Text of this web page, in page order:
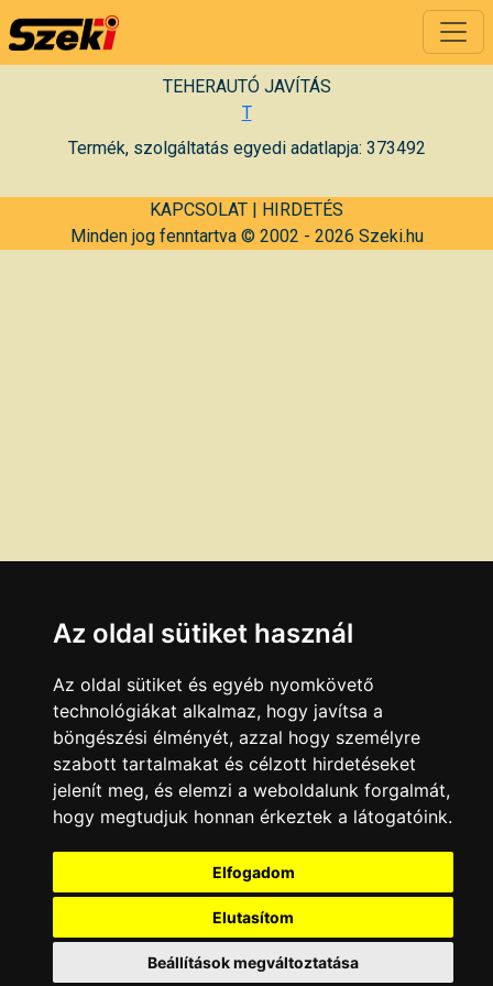
TEHERAUTÓ JAVÍTÁS
T
Termék, szolgáltatás egyedi adatlapja: 373492
KAPCSOLAT | HIRDETÉS
Minden jog fenntartva © 2002 - 2026 Szeki.hu
Az oldal sütiket használ
Az oldal sütiket és egyéb nyomkövető
technológiákat alkalmaz, hogy javítsa a
böngészési élményét, azzal hogy személyre
szabott tartalmakat és célzott hirdetéseket
jelenít meg, és elemzi a weboldalunk forgalmát,
hogy megtudjuk honnan érkeztek a látogatóink.
Elfogadom
Elutasítom
Beállítások megváltoztatása